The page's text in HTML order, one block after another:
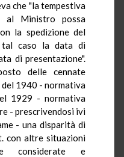
che "la tempestiva
al Ministro possa
la spedizione del
caso la data di
di presentazione".
delle cennate
del 1940 - normativa
1929 - normativa
- prescrivendosi ivi
- una disparità di
con altre situazioni
considerate e